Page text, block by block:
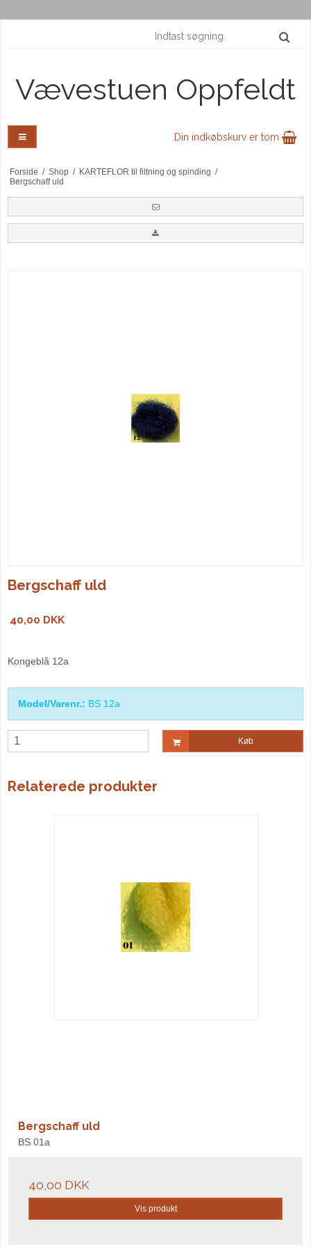
Vævestuen Oppfeldt
Din indkøbskurv er tom
Forside / Shop / KARTEFLOR til filtning og spinding /
Bergschaff uld
Bergschaff uld
40,00 DKK
Kongeblå 12a
Model/Varenr.: BS 12a
Køb
Relaterede produkter
Bergschaff uld
BS 01a
40,00 DKK
Vis produkt